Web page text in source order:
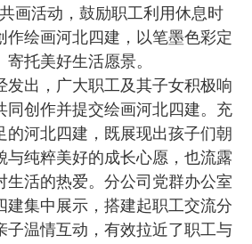
画活动，鼓励职工利用休息时
作绘画河北四建，以笔墨色彩定
托美好生活愿景。
出，广大职工及其子女积极响
同创作并提交绘画河北四建。充
的河北四建，既展现出孩子们朝
与纯粹美好的成长心愿，也流露
生活的热爱。分公司党群办公室
建集中展示，搭建起职工交流分
子温情互动，有效拉近了职工与